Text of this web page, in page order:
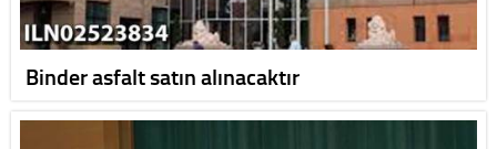
Binder asfalt satın alınacaktır